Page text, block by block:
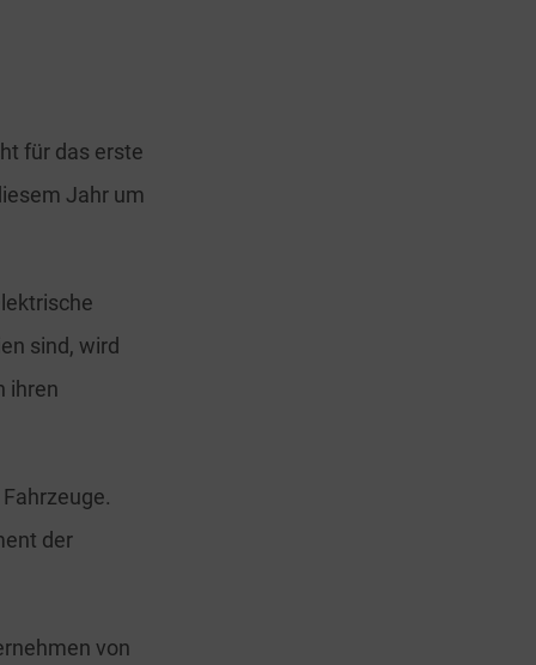
für das erste
Jahr um
sind, wird
ihren
der
von